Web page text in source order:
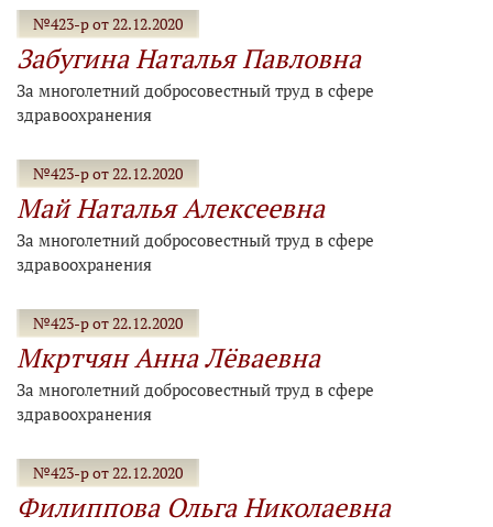
№423-р от 22.12.2020
Забугина Наталья Павловна
За многолетний добросовестный труд в сфере
здравоохранения
№423-р от 22.12.2020
Май Наталья Алексеевна
За многолетний добросовестный труд в сфере
здравоохранения
№423-р от 22.12.2020
Мкртчян Анна Лёваевна
За многолетний добросовестный труд в сфере
здравоохранения
№423-р от 22.12.2020
Филиппова Ольга Николаевна